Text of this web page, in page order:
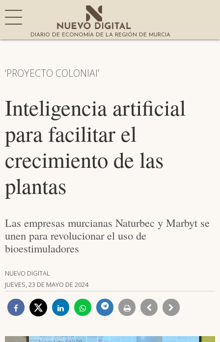
DIARIO DE ECONOMÍA DE LA REGIÓN DE MURCIA
‘PROYECTO COLONIAI’
Inteligencia artificial
para facilitar el
crecimiento de las
plantas
Las empresas murcianas Naturbec y Marbyt se
unen para revolucionar el uso de
bioestimuladores
NUEVO DIGITAL
JUEVES, 23 DE MAYO DE 2024